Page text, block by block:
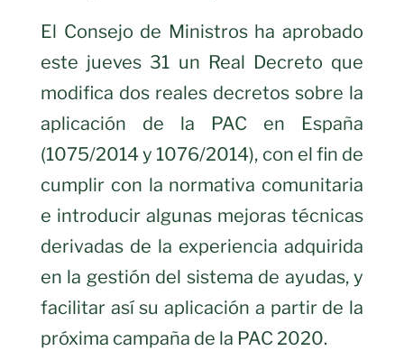
El Consejo de Ministros ha aprobado
este jueves 31 un Real Decreto que
modifica dos reales decretos sobre la
aplicación de la PAC en España
(1075/2014 y 1076/2014), con el fin de
cumplir con la normativa comunitaria
e introducir algunas mejoras técnicas
derivadas de la experiencia adquirida
en la gestión del sistema de ayudas, y
facilitar así su aplicación a partir de la
próxima campaña de la PAC 2020.